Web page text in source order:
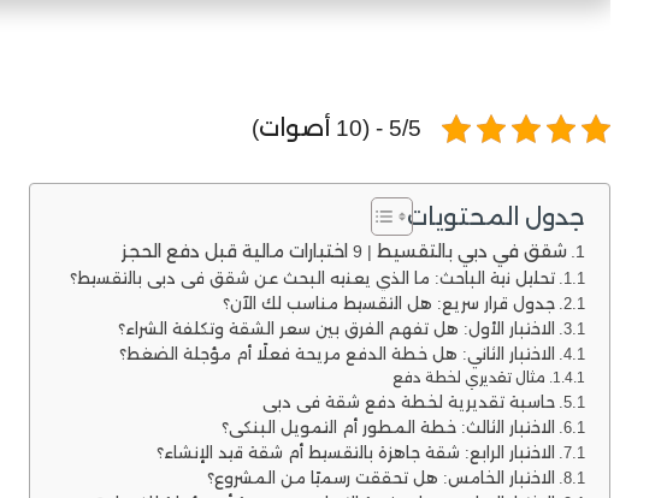
5/5 - (10 أصوات)
جدول المحتويات
شقق في دبي بالتقسيط | 9 اختبارات مالية قبل دفع الحجز
تحليل نية الباحث: ما الذي يعنيه البحث عن شقق في دبي بالتقسيط؟
جدول قرار سريع: هل التقسيط مناسب لك الآن؟
الاختبار الأول: هل تفهم الفرق بين سعر الشقة وتكلفة الشراء؟
الاختبار الثاني: هل خطة الدفع مريحة فعلًا أم مؤجلة الضغط؟
مثال تقديري لخطة دفع
حاسبة تقديرية لخطة دفع شقة في دبي
الاختبار الثالث: خطة المطور أم التمويل البنكي؟
الاختبار الرابع: شقة جاهزة بالتقسيط أم شقة قيد الإنشاء؟
الاختبار الخامس: هل تحققت رسميًا من المشروع؟